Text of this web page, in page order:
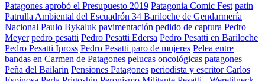
Patagones aprobó el Presupuesto 2019 Patagonia Comic Fest patin
Patrulla Ambiental del Escuadrón 34 Bariloche de Gendarmería
Nacional Paulo Bykaluk pavimentación pedido de captura Pedro
Meyer pedro pesatti Pedro Pesatti Edersa Pedro Pesatti en Bariloche
Pedro Pesatti Ipross Pedro Pesatti paro de mujeres Pelea entre
bandas en Carmen de Patagones pelucas oncológicas patagones
Peña del Bailarin Pensiones Patagones periodista y escritor Carlos